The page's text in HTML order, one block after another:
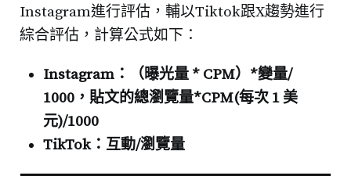
Instagram進行評估，輔以Tiktok跟X趨勢進行
綜合評估，計算公式如下：
Instagram：（曝光量 * CPM）*變量/
1000，貼文的總瀏覽量*CPM(每次 1 美
元)/1000
TikTok：互動/瀏覽量